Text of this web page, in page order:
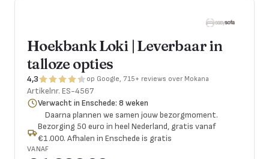
Hoekbank Loki | Leverbaar in
talloze opties
4,3 op Google, 715+ reviews over Mokana
Artikelnr. ES-4567
Verwacht in Enschede: 8 weken
Daarna plannen we samen jouw bezorgmoment.
Bezorging 50 euro in heel Nederland, gratis vanaf
€1.000. Afhalen in Enschede is gratis
VANAF